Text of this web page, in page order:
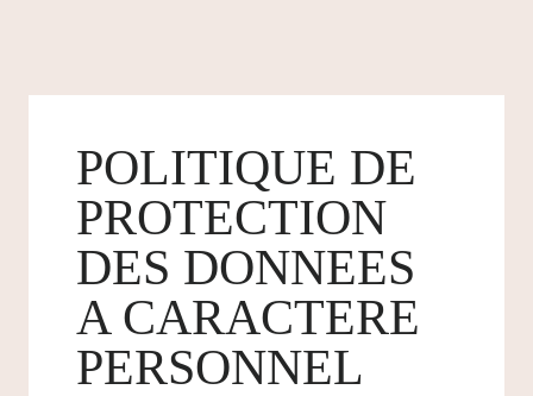
POLITIQUE DE
PROTECTION
DES DONNEES
A CARACTERE
PERSONNEL